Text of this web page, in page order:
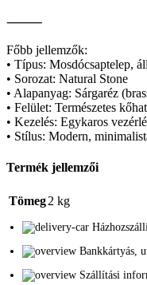
⸻
Főbb jellemzők:
• Típus: Mosdócsaptelep,
• Sorozat: Natural Stone
• Alapanyag: Sárgaréz
• Felület: Természetes
• Kezelés: Egykaros
• Stílus: Modern,
Termék jellemzői
Tömeg2 kg
Bankkártyás,
Szállítási